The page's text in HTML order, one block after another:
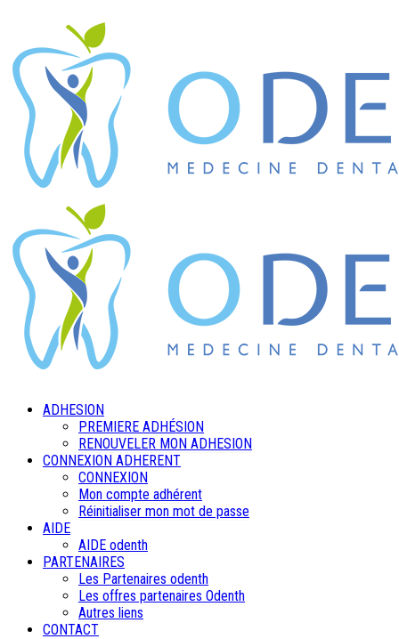
ADHESION
PREMIERE ADHÉSION
RENOUVELER MON ADHESION
CONNEXION ADHERENT
CONNEXION
Mon compte adhérent
Réinitialiser mon mot de passe
AIDE
AIDE odenth
PARTENAIRES
Les Partenaires odenth
Les offres partenaires Odenth
Autres liens
CONTACT